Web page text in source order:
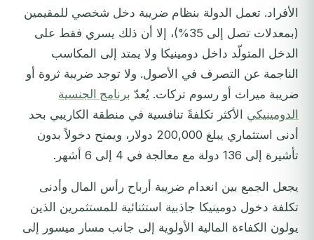
الأفراد. تعمل الدولة بنظام ضريبة دخل شخصي للمقيمين
(بمعدلات تصل إلى 35%)، إلا أن ذلك يسري فقط على
الدخل المتولّد داخل دومينيكا ولا يمتد إلى المكاسب
الناجمة عن التصرف في الأصول. ولا توجد ضريبة ثروة أو
ضريبة ميراث أو رسوم تركات. يُعدّ برنامج الجنسية
الدومينيكي الأكثر تكلفةً تنافسية في منطقة الكاريبي بحد
أدنى استثماري يبلغ 200,000 دولار، ويمنح دخولاً بدون
تأشيرة إلى 136 دولة مع معالجة في 4 إلى 6 أشهر.
يجعل الجمع بين انعدام ضريبة أرباح رأس المال وأدنى
تكلفة دخول دومينيكا جاذبية استثنائية للمستثمرين الذين
يولون الكفاءة المالية الأولوية إلى جانب مسار ميسور إلى